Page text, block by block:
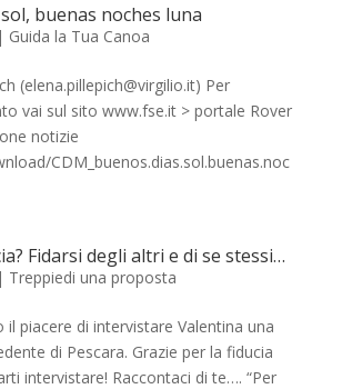
buenas noches luna
| Guida la Tua Canoa
(elena.pillepich@virgilio.it) Per
vai sul sito www.fse.it > portale Rover
notizie
CDM_buenos.dias.sol.buenas.noc
Fidarsi degli altri e di se stessi…
| Treppiedi una proposta
il piacere di intervistare Valentina una
di Pescara. Grazie per la fiducia
intervistare! Raccontaci di te…. “Per